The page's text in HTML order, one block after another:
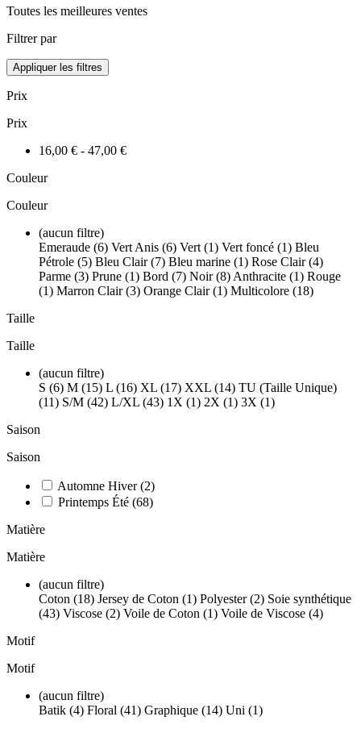
Toutes les meilleures ventes
Filtrer par
Appliquer les filtres
Prix
Prix
16,00 € - 47,00 €
Couleur
Couleur
(aucun filtre)
Emeraude (6) Vert Anis (6) Vert (1) Vert foncé (1) Bleu
Pétrole (5) Bleu Clair (7) Bleu marine (1) Rose Clair (4)
Parme (3) Prune (1) Bord (7) Noir (8) Anthracite (1) Rouge
(1) Marron Clair (3) Orange Clair (1) Multicolore (18)
Taille
Taille
(aucun filtre)
S (6) M (15) L (16) XL (17) XXL (14) TU (Taille Unique)
(11) S/M (42) L/XL (43) 1X (1) 2X (1) 3X (1)
Saison
Saison
Automne Hiver(2)
Printemps Été (68)
Matière
Matière
(aucun filtre)
Coton (18) Jersey de Coton (1) Polyester (2) Soie synthétique
(43) Viscose (2) Voile de Coton (1) Voile de Viscose (4)
Motif
Motif
(aucun filtre)
Batik (4) Floral (41) Graphique (14) Uni (1)